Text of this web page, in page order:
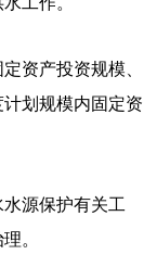
资产投资规模、
划规模内固定资
源保护有关工
。